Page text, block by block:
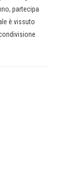
partecipa
è vissuto